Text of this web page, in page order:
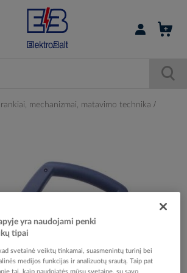
Prisijungti /
Įrankiai, mechanizmai, matavimo technika
yra naudojami penki
tipai
svetainė veiktų tinkamai, suasmenintų turinį bei
medijos funkcijas ir analizuotų srautą. Taip pat
tai, kaip naudojatės mūsų svetaine, su savo